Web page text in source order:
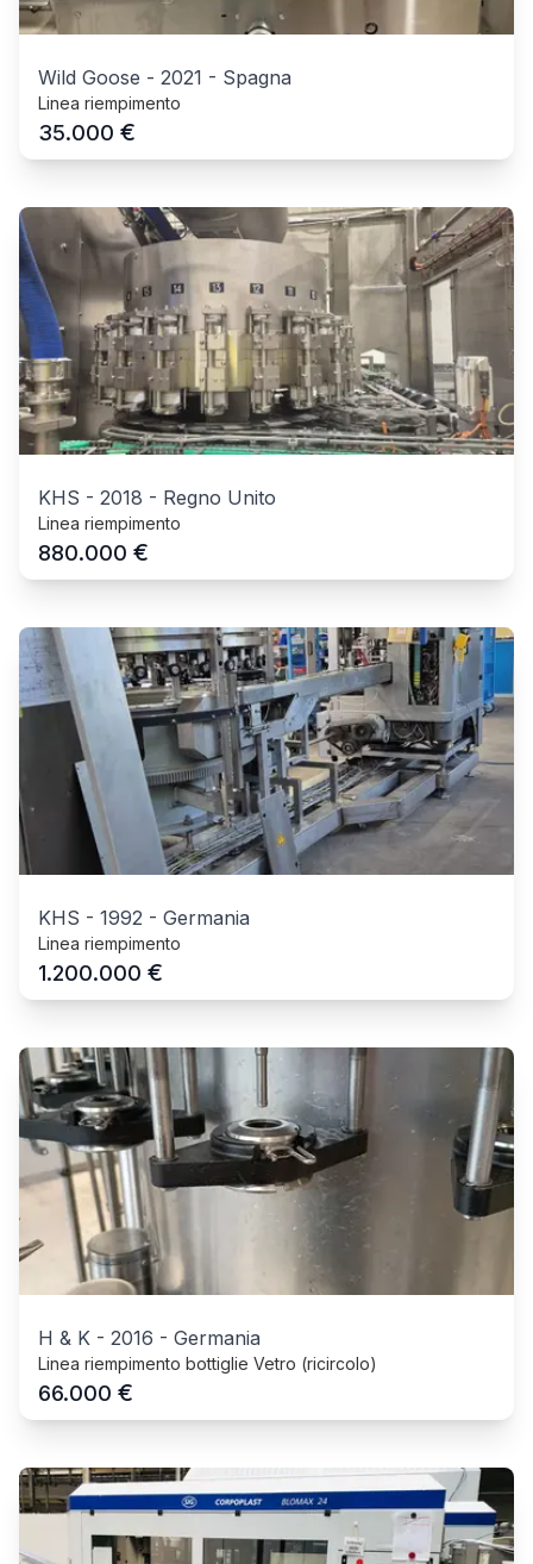
Wild Goose - 2021 - Spagna
Linea riempimento
35.000 €
KHS - 2018 - Regno Unito
Linea riempimento
880.000 €
KHS - 1992 - Germania
Linea riempimento
1.200.000 €
H & K - 2016 - Germania
Linea riempimento bottiglie Vetro (ricircolo)
66.000 €